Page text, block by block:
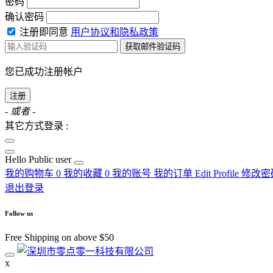
确认密码
注册即同意 用户协议和隐私政策
获取邮件验证码
您已成功注册帐户
注册
- 或者 -
其它方式登录 :
Hello Public user
我的购物车 0 我的收藏 0 我的账号 我的订单 Edit Profile 修改密
退出登录
Follow us
Free Shipping on above $50
x